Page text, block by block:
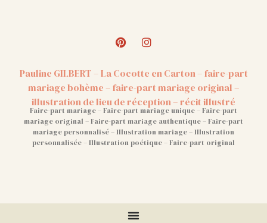
Pauline GILBERT – La Cocotte en Carton – faire-part
mariage bohème – faire-part mariage original –
illustration de lieu de réception – récit illustré
Faire-part mariage – Faire-part mariage unique – Faire-part
mariage original – Faire-part mariage authentique – Faire-part
mariage personnalisé – Illustration mariage – Illustration
personnalisée – Illustration poétique – Faire-part original